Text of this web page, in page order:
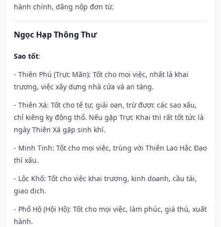
hành chính, dâng nộp đơn từ.
Ngọc Hạp Thông Thư
Sao tốt:
- Thiên Phú (Trực Mãn): Tốt cho mọi việc, nhất là khai
trương, việc xây dựng nhà cửa và an táng.
- Thiên Xá: Tốt cho tế tự, giải oan, trừ được các sao xấu,
chỉ kiêng kỵ động thổ. Nếu gặp Trực Khai thì rất tốt tức là
ngày Thiên Xá gặp sinh khí.
- Minh Tinh: Tốt cho mọi việc, trùng với Thiên Lao Hắc Đạo
thì xấu.
- Lộc Khố: Tốt cho việc khai trương, kinh doanh, cầu tài,
giao dịch.
- Phổ Hộ (Hội Hộ): Tốt cho mọi việc, làm phúc, giá thú, xuất
hành.